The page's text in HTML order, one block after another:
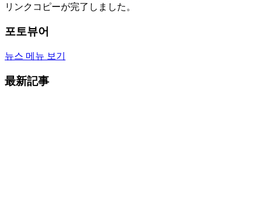
リンクコピーが完了しました。
포토뷰어
뉴스 메뉴 보기
最新記事